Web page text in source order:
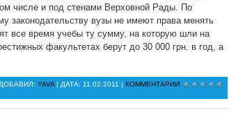
числе и под стенами Верховной Рады. По
законодательству вузы не имеют права менять
все время учебы ту сумму, на которую шли на
факультетах берут до 30 000 грн. в год, а
YAVA | ДАТА: 11.02.2011 | КОММЕНТАРИИ